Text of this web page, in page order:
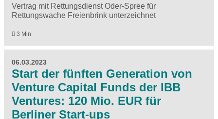
Vertrag mit Rettungsdienst Oder-Spree für
Rettungswache Freienbrink unterzeichnet
3 Min
06.03.2023
Start der fünften Generation von
Venture Capital Funds der IBB
Ventures: 120 Mio. EUR für
Berliner Start-ups